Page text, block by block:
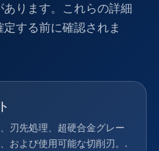
ります。これらの詳細
する前に確認されま
刃先処理、超硬合金グレー
および使用可能な切削刃。.